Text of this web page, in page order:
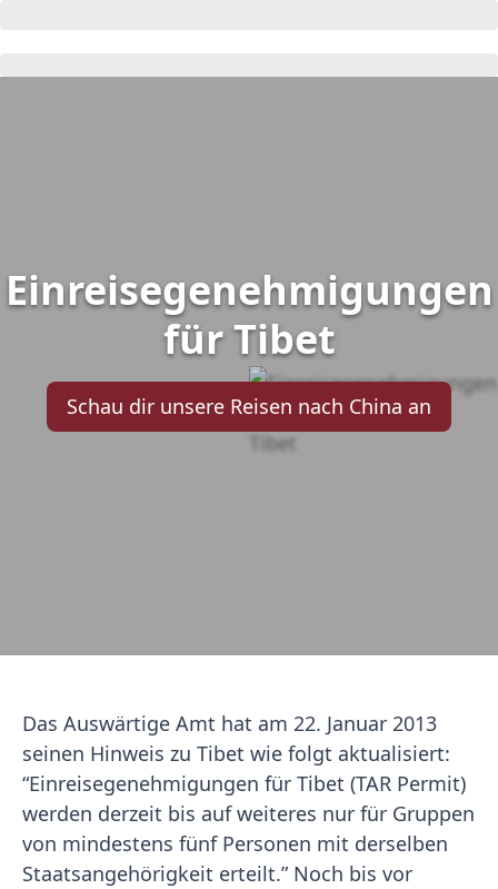
Einreisegenehmigungen
für Tibet
Schau dir unsere Reisen nach China an
Das Auswärtige Amt hat am 22. Januar 2013
seinen Hinweis zu Tibet wie folgt aktualisiert:
“Einreisegenehmigungen für Tibet (TAR Permit)
werden derzeit bis auf weiteres nur für Gruppen
von mindestens fünf Personen mit derselben
Staatsangehörigkeit erteilt.” Noch bis vor